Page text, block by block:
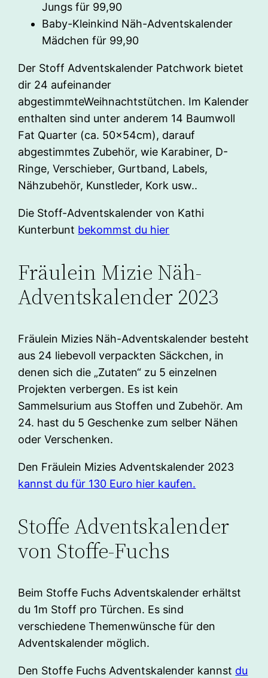
Jungs für 99,90
Baby-Kleinkind Näh-Adventskalender
Mädchen für 99,90
Der Stoff Adventskalender Patchwork bietet
dir 24 aufeinander
abgestimmteWeihnachtstütchen. Im Kalender
enthalten sind unter anderem 14 Baumwoll
Fat Quarter (ca. 50x54cm), darauf
abgestimmtes Zubehör, wie Karabiner, D-
Ringe, Verschieber, Gurtband, Labels,
Nähzubehör, Kunstleder, Kork usw..
Die Stoff-Adventskalender von Kathi
Kunterbunt bekommst du hier
Fräulein Mizie Näh-
Adventskalender 2023
Fräulein Mizies Näh-Adventskalender besteht
aus 24 liebevoll verpackten Säckchen, in
denen sich die „Zutaten“ zu 5 einzelnen
Projekten verbergen. Es ist kein
Sammelsurium aus Stoffen und Zubehör. Am
24. hast du 5 Geschenke zum selber Nähen
oder Verschenken.
Den Fräulein Mizies Adventskalender 2023
kannst du für 130 Euro hier kaufen.
Stoffe Adventskalender
von Stoffe-Fuchs
Beim Stoffe Fuchs Adventskalender erhältst
du 1m Stoff pro Türchen. Es sind
verschiedene Themenwünsche für den
Adventskalender möglich.
Den Stoffe Fuchs Adventskalender kannst du